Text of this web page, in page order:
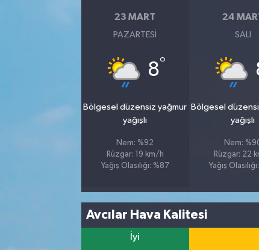
23 MART
PAZARTESI
8°
Bölgesel düzensiz yağmur
yağışlı
Nem: %92
Rüzgar: 19 km/h
Yağış Olasılığı: %87
24
SALI
Bölgesel
yağışlı
Nem:
Rüzgar: 22
Yağış
Avcılar Hava Kalitesi
İyi